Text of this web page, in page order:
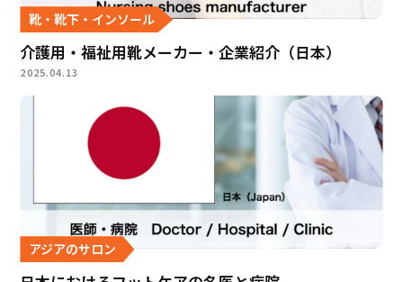
靴・靴下・インソール
介護用・福祉用靴メーカー・企業紹介（日本）
2025.04.13
アジアのサロン